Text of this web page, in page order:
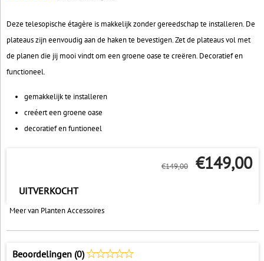
Deze telesopische étagère is makkelijk zonder gereedschap te installeren. De
plateaus zijn eenvoudig aan de haken te bevestigen. Zet de plateaus vol met
de planen die jij mooi vindt om een groene oase te creëren. Decoratief en
functioneel.
gemakkelijk te installeren
creéert een groene oase
decoratief en funtioneel
€149,00 €149,00
UITVERKOCHT
Meer van Planten Accessoires
Beoordelingen (0)